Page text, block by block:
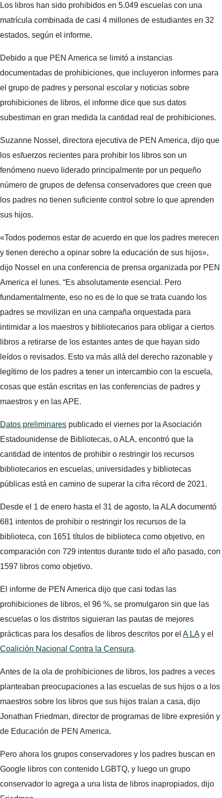
Los libros han sido prohibidos en 5.049 escuelas con una
matrícula combinada de casi 4 millones de estudiantes en 32
estados, según el informe.
Debido a que PEN America se limitó a instancias
documentadas de prohibiciones, que incluyeron informes para
el grupo de padres y personal escolar y noticias sobre
prohibiciones de libros, el informe dice que sus datos
subestiman en gran medida la cantidad real de prohibiciones.
Suzanne Nossel, directora ejecutiva de PEN America, dijo que
los esfuerzos recientes para prohibir los libros son un
fenómeno nuevo liderado principalmente por un pequeño
número de grupos de defensa conservadores que creen que
los padres no tienen suficiente control sobre lo que aprenden
sus hijos.
«Todos podemos estar de acuerdo en que los padres merecen
y tienen derecho a opinar sobre la educación de sus hijos»,
dijo Nossel en una conferencia de prensa organizada por PEN
America el lunes. “Es absolutamente esencial. Pero
fundamentalmente, eso no es de lo que se trata cuando los
padres se movilizan en una campaña orquestada para
intimidar a los maestros y bibliotecarios para obligar a ciertos
libros a retirarse de los estantes antes de que hayan sido
leídos o revisados. Esto va más allá del derecho razonable y
legítimo de los padres a tener un intercambio con la escuela,
cosas que están escritas en las conferencias de padres y
maestros y en las APE.
Datos preliminares publicado el viernes por la Asociación
Estadounidense de Bibliotecas, o ALA, encontró que la
cantidad de intentos de prohibir o restringir los recursos
bibliotecarios en escuelas, universidades y bibliotecas
públicas está en camino de superar la cifra récord de 2021.
Desde el 1 de enero hasta el 31 de agosto, la ALA documentó
681 intentos de prohibir o restringir los recursos de la
biblioteca, con 1651 títulos de biblioteca como objetivo, en
comparación con 729 intentos durante todo el año pasado, con
1597 libros como objetivo.
El informe de PEN America dijo que casi todas las
prohibiciones de libros, el 96 %, se promulgaron sin que las
escuelas o los distritos siguieran las pautas de mejores
prácticas para los desafíos de libros descritos por el A LAy el
Coalición Nacional Contra la Censura.
Antes de la ola de prohibiciones de libros, los padres a veces
planteaban preocupaciones a las escuelas de sus hijos o a los
maestros sobre los libros que sus hijos traían a casa, dijo
Jonathan Friedman, director de programas de libre expresión y
de Educación de PEN America.
Pero ahora los grupos conservadores y los padres buscan en
Google libros con contenido LGBTQ, y luego un grupo
conservador lo agrega a una lista de libros inapropiados, dijo